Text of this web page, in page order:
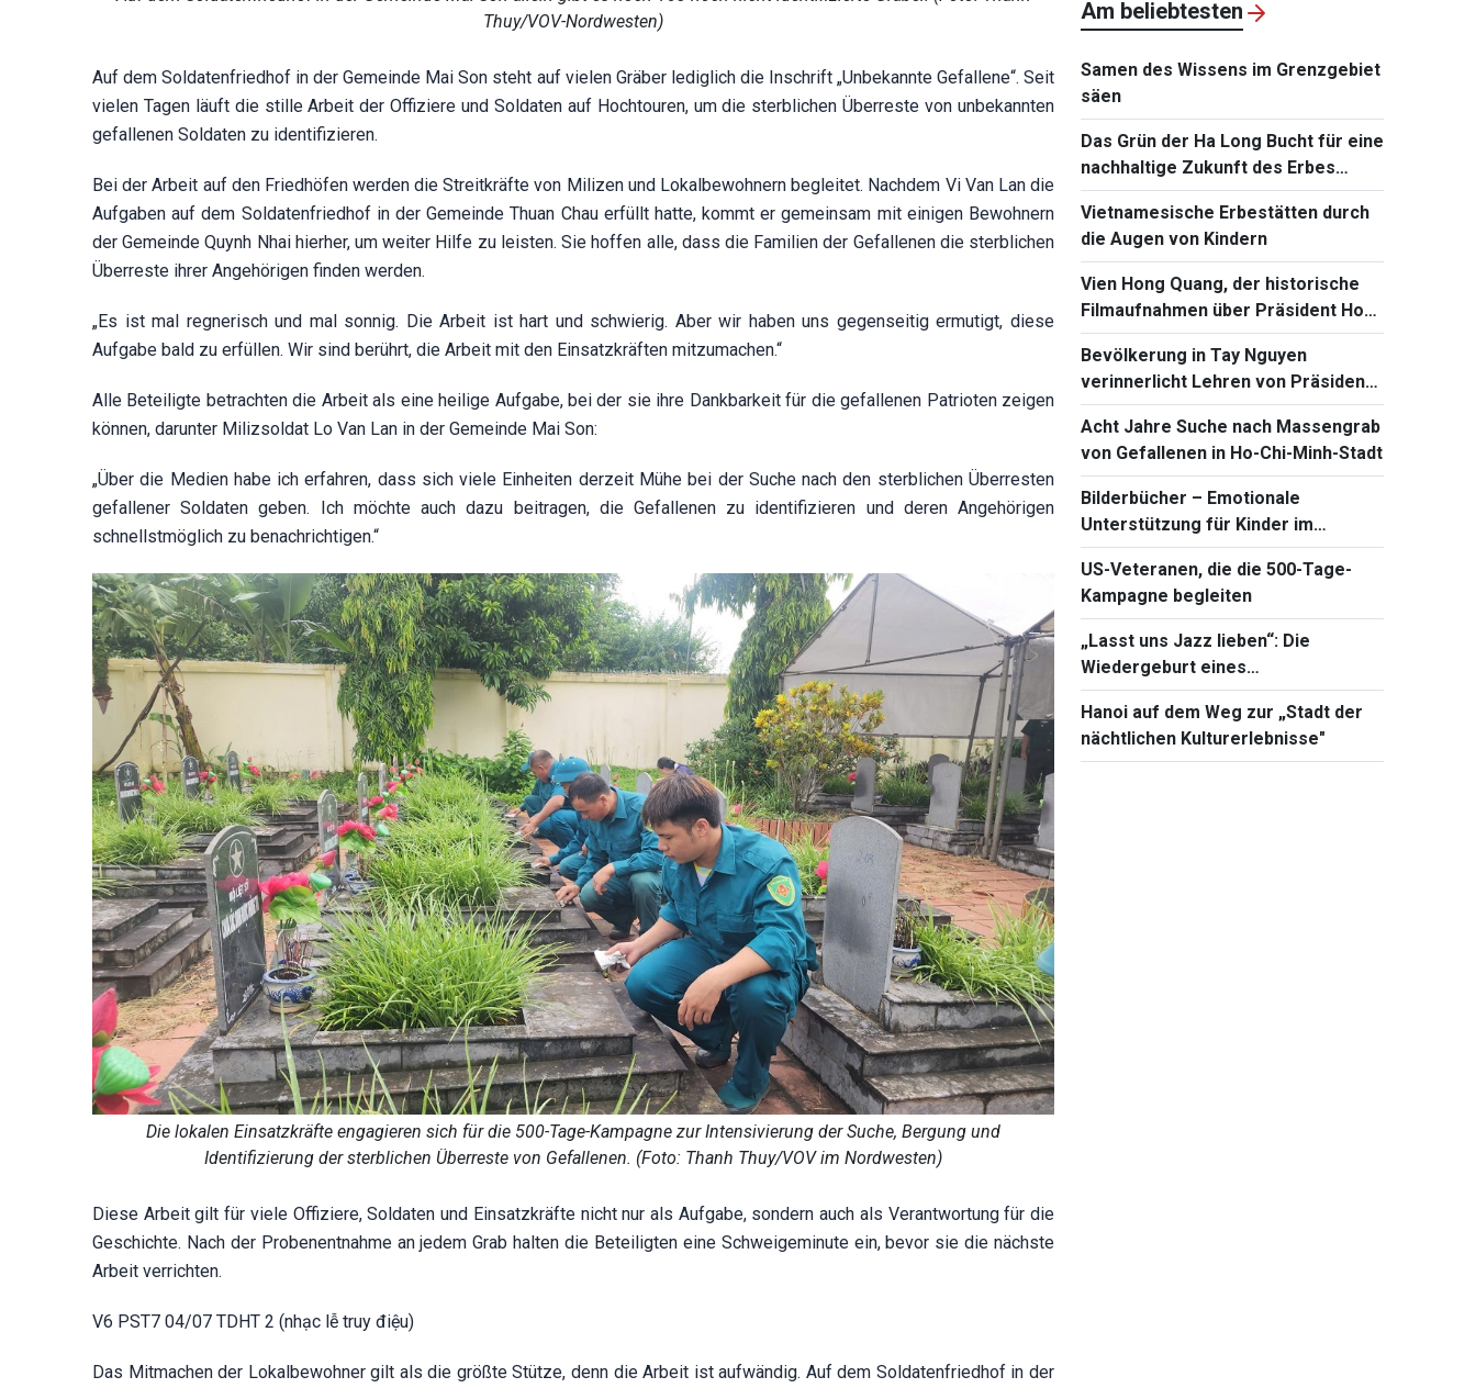
Thuy/VOV-Nordwesten)
Auf dem Soldatenfriedhof in der Gemeinde Mai Son steht auf vielen Gräber lediglich die Inschrift „Unbekannte Gefallene“. Seit
vielen Tagen läuft die stille Arbeit der Offiziere und Soldaten auf Hochtouren, um die sterblichen Überreste von unbekannten
gefallenen Soldaten zu identifizieren.
Bei der Arbeit auf den Friedhöfen werden die Streitkräfte von Milizen und Lokalbewohnern begleitet. Nachdem Vi Van Lan die
Aufgaben auf dem Soldatenfriedhof in der Gemeinde Thuan Chau erfüllt hatte, kommt er gemeinsam mit einigen Bewohnern
der Gemeinde Quynh Nhai hierher, um weiter Hilfe zu leisten. Sie hoffen alle, dass die Familien der Gefallenen die sterblichen
Überreste ihrer Angehörigen finden werden.
„Es ist mal regnerisch und mal sonnig. Die Arbeit ist hart und schwierig. Aber wir haben uns gegenseitig ermutigt, diese
Aufgabe bald zu erfüllen. Wir sind berührt, die Arbeit mit den Einsatzkräften mitzumachen.“
Alle Beteiligte betrachten die Arbeit als eine heilige Aufgabe, bei der sie ihre Dankbarkeit für die gefallenen Patrioten zeigen
können, darunter Milizsoldat Lo Van Lan in der Gemeinde Mai Son:
„Über die Medien habe ich erfahren, dass sich viele Einheiten derzeit Mühe bei der Suche nach den sterblichen Überresten
gefallener Soldaten geben. Ich möchte auch dazu beitragen, die Gefallenen zu identifizieren und deren Angehörigen
schnellstmöglich zu benachrichtigen.“
Die lokalen Einsatzkräfte engagieren sich für die 500-Tage-Kampagne zur Intensivierung der Suche, Bergung und
Identifizierung der sterblichen Überreste von Gefallenen. (Foto: Thanh Thuy/VOV im Nordwesten)
Diese Arbeit gilt für viele Offiziere, Soldaten und Einsatzkräfte nicht nur als Aufgabe, sondern auch als Verantwortung für die
Geschichte. Nach der Probenentnahme an jedem Grab halten die Beteiligten eine Schweigeminute ein, bevor sie die nächste
Arbeit verrichten.
V6 PST7 04/07 TDHT 2 (nhạc lễ truy điệu)
Das Mitmachen der Lokalbewohner gilt als die größte Stütze, denn die Arbeit ist aufwändig. Auf dem Soldatenfriedhof in der
Am beliebtesten
Samen des Wissens im Grenzgebiet
säen
Das Grün der Ha Long Bucht für eine
nachhaltige Zukunft des Erbes
bewahren
Vietnamesische Erbestätten durch
die Augen von Kindern
Vien Hong Quang, der historische
Filmaufnahmen über Präsident Ho
Chi Minh koloriert
Bevölkerung in Tay Nguyen
verinnerlicht Lehren von Präsident
Ho Chi Minh über große nationale
Einheit
Acht Jahre Suche nach Massengrab
von Gefallenen in Ho-Chi-Minh-Stadt
Bilderbücher – Emotionale
Unterstützung für Kinder im
digitalen Zeitalter
US-Veteranen, die die 500-Tage-
Kampagne begleiten
„Lasst uns Jazz lieben“: Die
Wiedergeburt eines
vietnamesischen Erbes
Hanoi auf dem Weg zur „Stadt der
nächtlichen Kulturerlebnisse"